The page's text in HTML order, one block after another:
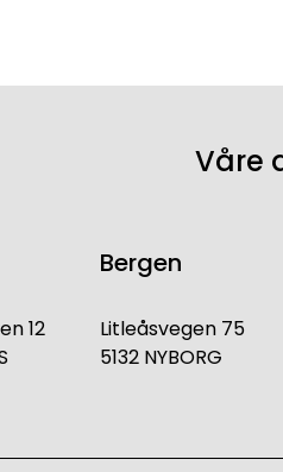
Våre
12
Bergen
Litleåsvegen 75
5132 NYBORG